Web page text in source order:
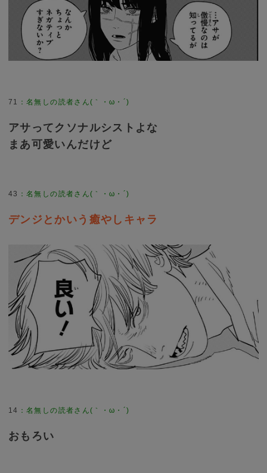
71 ：名無しの読者さん(｀・ω・´)
アサってクソナルシストよな
まあ可愛いんだけど
43 ：名無しの読者さん(｀・ω・´)
デンジとかいう癒やしキャラ
14 ：名無しの読者さん(｀・ω・´)
おもろい